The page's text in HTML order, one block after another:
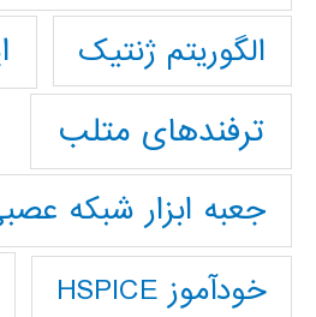
الگوریتم ژنتیک
ترفندهای متلب
جعبه ابزار شبکه
خودآموز HSPICE